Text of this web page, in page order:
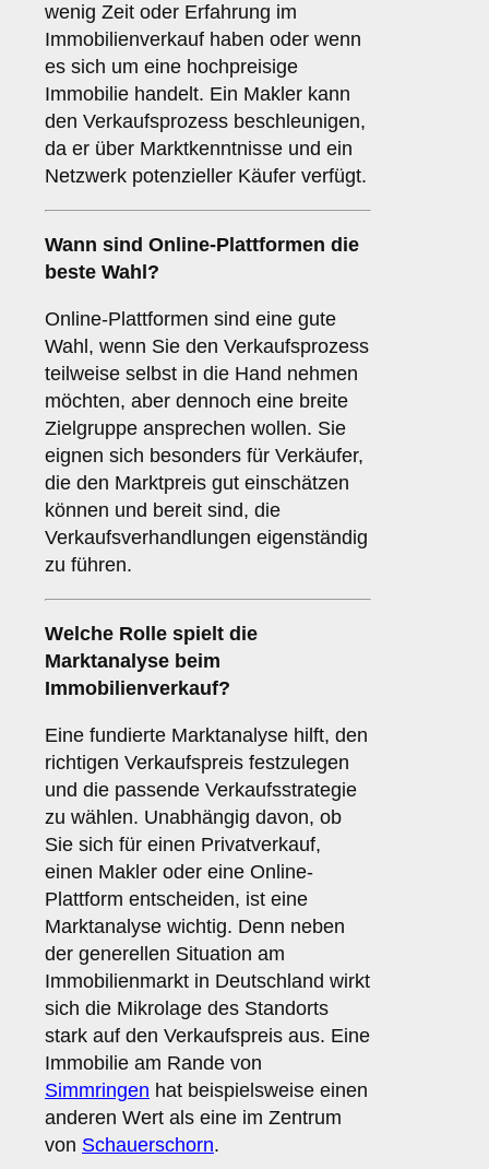
wenig Zeit oder Erfahrung im
Immobilienverkauf haben oder wenn
es sich um eine hochpreisige
Immobilie handelt. Ein Makler kann
den Verkaufsprozess beschleunigen,
da er über Marktkenntnisse und ein
Netzwerk potenzieller Käufer verfügt.
Wann sind Online-Plattformen die
beste Wahl?
Online-Plattformen sind eine gute
Wahl, wenn Sie den Verkaufsprozess
teilweise selbst in die Hand nehmen
möchten, aber dennoch eine breite
Zielgruppe ansprechen wollen. Sie
eignen sich besonders für Verkäufer,
die den Marktpreis gut einschätzen
können und bereit sind, die
Verkaufsverhandlungen eigenständig
zu führen.
Welche Rolle spielt die
Marktanalyse beim
Immobilienverkauf?
Eine fundierte Marktanalyse hilft, den
richtigen Verkaufspreis festzulegen
und die passende Verkaufsstrategie
zu wählen. Unabhängig davon, ob
Sie sich für einen Privatverkauf,
einen Makler oder eine Online-
Plattform entscheiden, ist eine
Marktanalyse wichtig. Denn neben
der generellen Situation am
Immobilienmarkt in Deutschland wirkt
sich die Mikrolage des Standorts
stark auf den Verkaufspreis aus. Eine
Immobilie am Rande von
Simmringen hat beispielsweise einen
anderen Wert als eine im Zentrum
von Schauerschorn.